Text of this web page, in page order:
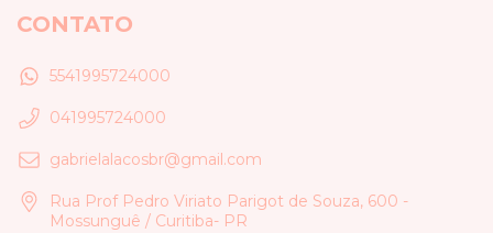
CONTATO
5541995724000
041995724000
gabrielalacosbr@gmail.com
Rua Prof Pedro Viriato Parigot de Souza, 600 -
Mossunguê / Curitiba- PR